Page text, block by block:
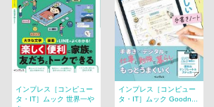
インプレス［コンピュー
タ・IT］ムック 世界一や
インプレス［コンピュー
タ・IT］ムック Goodn...